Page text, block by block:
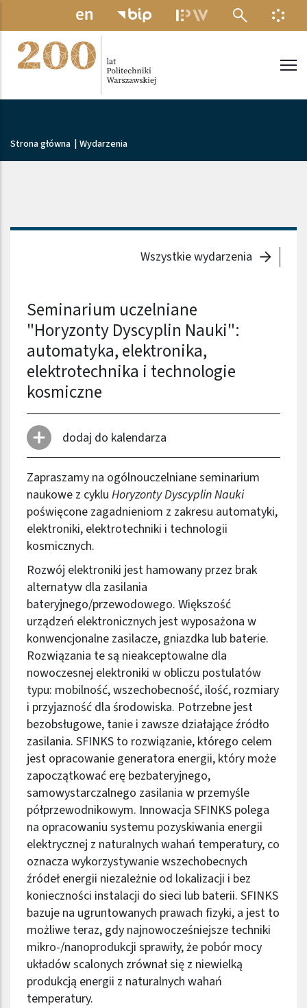
Przejdź do treści
MENU
Ścieżka nawigacyjna
Strona główna Wydarzenia
dodaj do kalendarza
Wszystkie wydarzenia
Seminarium uczelniane
"Horyzonty Dyscyplin Nauki":
automatyka, elektronika,
elektrotechnika i technologie
kosmiczne
Zapraszamy na ogólnouczelniane seminarium
naukowe z cyklu Horyzonty Dyscyplin Nauki
poświęcone zagadnieniom z zakresu automatyki,
elektroniki, elektrotechniki i technologii
kosmicznych.
Rozwój elektroniki jest hamowany przez brak
alternatyw dla zasilania
bateryjnego/przewodowego. Większość
urządzeń elektronicznych jest wyposażona w
konwencjonalne zasilacze, gniazdka lub baterie.
Rozwiązania te są nieakceptowalne dla
nowoczesnej elektroniki w obliczu postulatów
typu: mobilność, wszechobecność, ilość, rozmiary
i przyjazność dla środowiska. Potrzebne jest
bezobsługowe, tanie i zawsze działające źródło
zasilania. SFINKS to rozwiązanie, którego celem
jest opracowanie generatora energii, który może
zapoczątkować erę bezbateryjnego,
samowystarczalnego zasilania w przemyśle
półprzewodnikowym. Innowacja SFINKS polega
na opracowaniu systemu pozyskiwania energii
elektrycznej z naturalnych wahań temperatury, co
oznacza wykorzystywanie wszechobecnych
źródeł energii niezależnie od lokalizacji i bez
konieczności instalacji do sieci lub baterii. SFINKS
bazuje na ugruntowanych prawach fizyki, a jest to
możliwe teraz, gdy najnowocześniejsze techniki
mikro-/nanoprodukcji sprawiły, że pobór mocy
układów scalonych zrównał się z niewielką
produkcją energii z naturalnych wahań
temperatury.